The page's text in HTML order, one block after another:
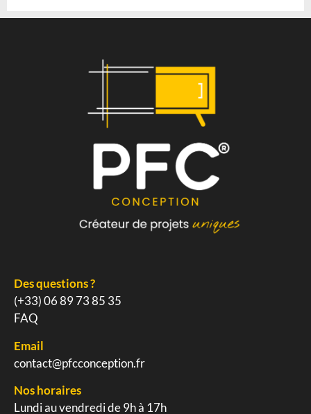
Des questions ?
(+33) 06 89 73 85 35
FAQ
Email
contact@pfcconception.fr
Nos horaires
Lundi au vendredi de 9h à 17h